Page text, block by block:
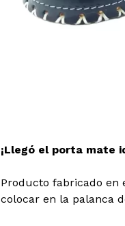
¡Llegó el porta mate
Producto fabricado en
colocar en la palanca